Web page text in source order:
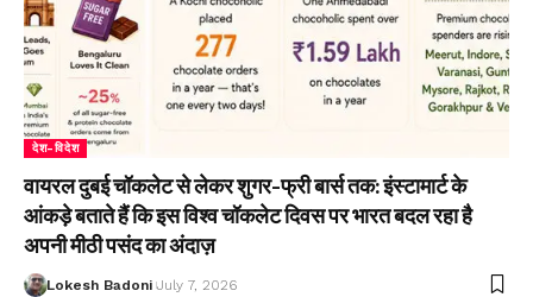
देश-विदेश
वायरल दुबई चॉकलेट से लेकर शुगर-फ्री बार्स तक: इंस्टामार्ट के
आंकड़े बताते हैं कि इस विश्व चॉकलेट दिवस पर भारत बदल रहा है
अपनी मीठी पसंद का अंदाज़
Lokesh Badoni July 7, 2026